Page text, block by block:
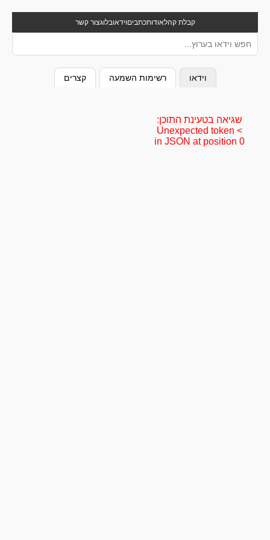
קבלת קהלאודותכתביםוידאובלוגצור קשר
וידאו רשימות השמעה קצרים
שגיאה בטעינת התוכן:
Unexpected token <
in JSON at position 0